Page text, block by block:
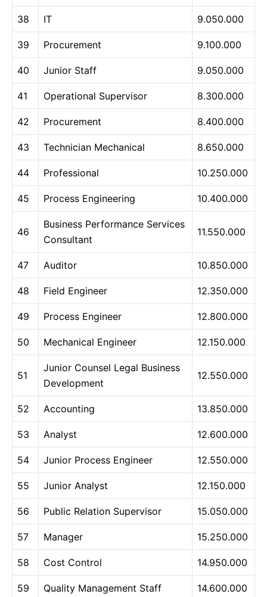
38 IT 9.050.000
39 Procurement 9.100.000
40 Junior Staff 9.050.000
41 Operational Supervisor 8.300.000
42 Procurement 8.400.000
43 Technician Mechanical 8.650.000
44 Professional 10.250.000
45 Process Engineering 10.400.000
46
Business Performance Services
Consultant
11.550.000
47 Auditor 10.850.000
48 Field Engineer 12.350.000
49 Process Engineer 12.800.000
50 Mechanical Engineer 12.150.000
51
Junior Counsel Legal Business
Development
12.550.000
52 Accounting 13.850.000
53 Analyst 12.600.000
54 Junior Process Engineer 12.550.000
55 Junior Analyst 12.150.000
56 Public Relation Supervisor 15.050.000
57 Manager 15.250.000
58 Cost Control 14.950.000
59 Quality Management Staff 14.600.000